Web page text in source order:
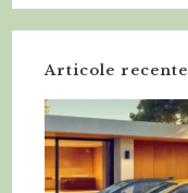
Articole recente